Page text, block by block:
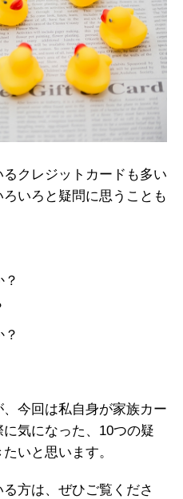
クレジットカードも多い
いろと疑問に思うことも
今回は私自身が家族カー
気になった、10つの疑
いと思います。
方は、ぜひご覧くださ